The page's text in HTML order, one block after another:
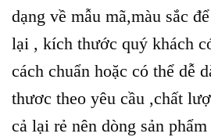
dạng về mẫu mã,màu sắc
lại , kích thước quý khách
cách chuẩn hoặc có thể dễ
thươc theo yêu cầu ,chất
cả lại rẻ nên dòng sản